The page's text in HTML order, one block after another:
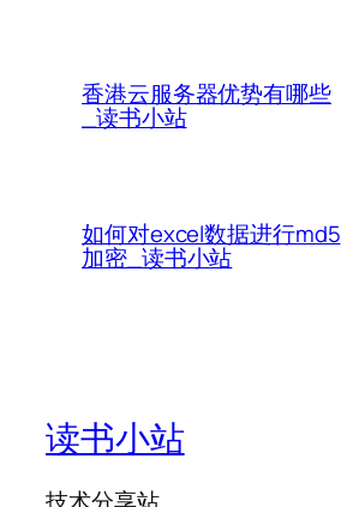
香港云服务器优势有哪些
_读书小站
如何对excel数据进行md5
加密_读书小站
读书小站